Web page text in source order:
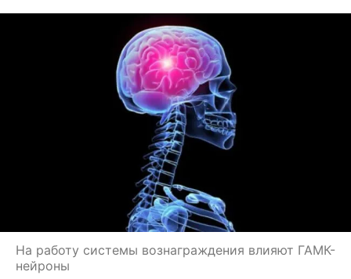
На работу системы вознаграждения влияют ГАМК-
нейроны